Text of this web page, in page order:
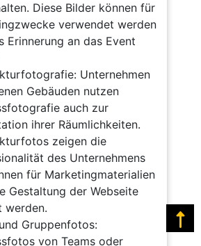
Diese Bilder können für
verwendet werden
Erinnerung an das Event
Unternehmen
Gebäuden nutzen
auch zur
ihrer Räumlichkeiten.
zeigen die
des Unternehmens
für Marketingmaterialien
Gestaltung der Webseite
werden.
Gruppenfotos:
von Teams oder